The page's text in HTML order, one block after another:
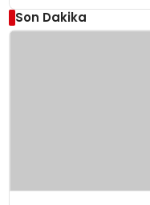
Son Dakika